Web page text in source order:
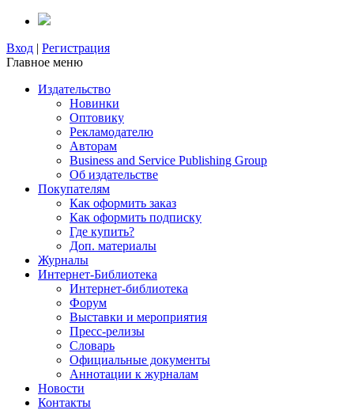
Вход | Регистрация
Главное меню
Издательство
Новинки
Оптовику
Рекламодателю
Авторам
Business and Service Publishing Group
Об издательстве
Покупателям
Как оформить заказ
Как оформить подписку
Где купить?
Доп. материалы
Журналы
Интернет-Библиотека
Интернет-библиотека
Форум
Выставки и мероприятия
Пресс-релизы
Словарь
Официальные документы
Аннотации к журналам
Новости
Контакты